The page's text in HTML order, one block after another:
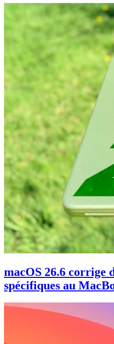
macOS 26.6 corrige
spécifiques au